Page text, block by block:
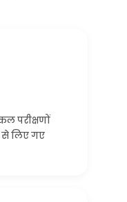
परीक्षणों
से लिए गए